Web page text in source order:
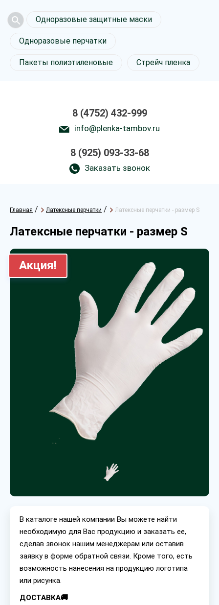
Одноразовые защитные маски
Одноразовые перчатки
Пакеты полиэтиленовые Стрейч пленка
8 (4752) 432-999
info@plenka-tambov.ru
8 (925) 093-33-68
Заказать звонок
Главная / Латексные перчатки / Латексные перчатки - размер S
Латексные перчатки - размер S
Акция!
В каталоге нашей компании Вы можете найти
необходимую для Вас продукцию и заказать ее,
сделав звонок нашим менеджерам или оставив
заявку в форме обратной связи. Кроме того, есть
возможность нанесения на продукцию логотипа
или рисунка.
ДОСТАВКА🚚